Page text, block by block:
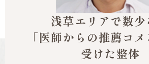
浅草エリアで数少
「医師からの推薦コ
受けた整体